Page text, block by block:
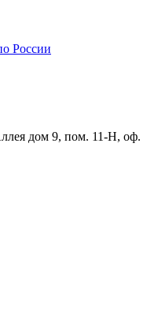
России
дом 9, пом. 11-Н, оф.